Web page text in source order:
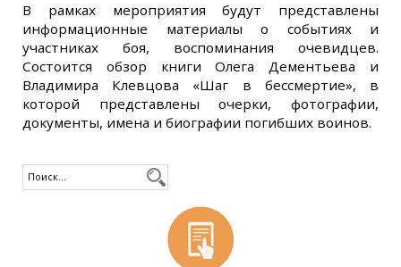
В рамках мероприятия будут представлены
информационные материалы о событиях и
участниках боя, воспоминания очевидцев.
Состоится обзор книги Олега Дементьева и
Владимира Клевцова «Шаг в бессмертие», в
которой представлены очерки, фотографии,
документы, имена и биографии погибших воинов.